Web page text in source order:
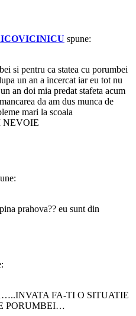
spune:
si pentru ca statea cu porumbei
un an a incercat iar eu tot nu
an doi mia predat stafeta acum
da am dus munca de
mari la scoala
NEVOIE
prahova?? eu sunt din
FA-TI O SITUATIE
PORUMBEI…